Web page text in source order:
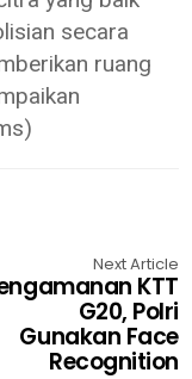
secara
ruang
Next Article
KTT
G20, Polri
Gunakan Face
Recognition